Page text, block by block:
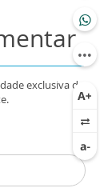
exclusiva de